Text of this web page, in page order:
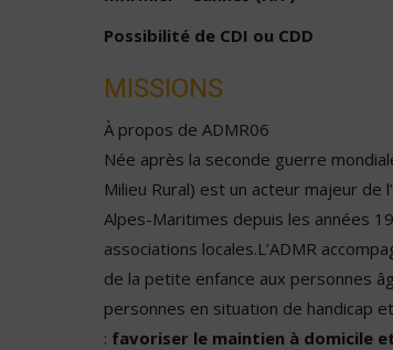
Possibilité de CDI ou CDD
MISSIONS
À propos de ADMR06
Née après la seconde guerre
Milieu Rural) est un acteur majeur de
Alpes-Maritimes depuis les années
associations locales.L’ADMR
de la petite enfance aux personnes
personnes en situation de handicap
: favoriser le maintien à domicile